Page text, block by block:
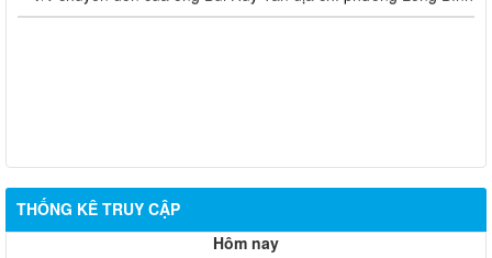
THỐNG KÊ TRUY CẬP
Hôm nay